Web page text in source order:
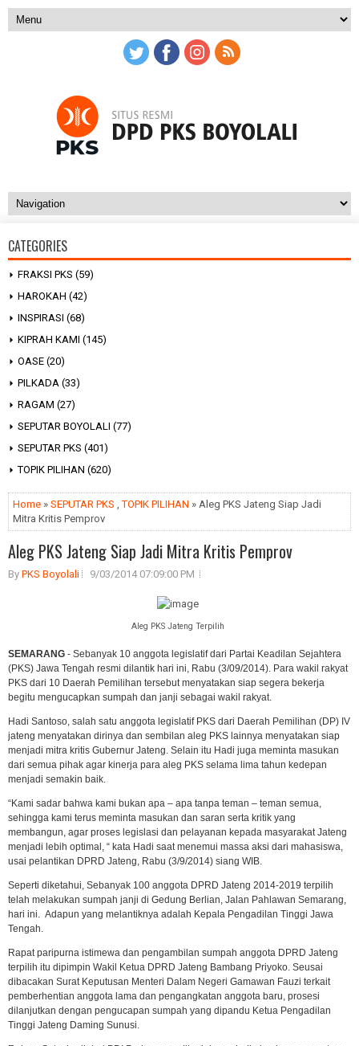
CATEGORIES
FRAKSI PKS (59)
HAROKAH (42)
INSPIRASI (68)
KIPRAH KAMI (145)
OASE (20)
PILKADA (33)
RAGAM (27)
SEPUTAR BOYOLALI (77)
SEPUTAR PKS (401)
TOPIK PILIHAN (620)
Home » SEPUTAR PKS ,TOPIK PILIHAN » Aleg PKS Jateng Siap Jadi
Mitra Kritis Pemprov
Aleg PKS Jateng Siap Jadi Mitra Kritis Pemprov
By PKS Boyolali 9/03/2014 07:09:00 PM
Aleg PKS Jateng Terpilih
SEMARANG - Sebanyak 10 anggota legislatif dari Partai Keadilan Sejahtera
(PKS) Jawa Tengah resmi dilantik hari ini, Rabu (3/09/2014). Para wakil rakyat
PKS dari 10 Daerah Pemilihan tersebut menyatakan siap segera bekerja
begitu mengucapkan sumpah dan janji sebagai wakil rakyat.
Hadi Santoso, salah satu anggota legislatif PKS dari Daerah Pemilihan (DP) IV
jateng menyatakan dirinya dan sembilan aleg PKS lainnya menyatakan siap
menjadi mitra kritis Gubernur Jateng. Selain itu Hadi juga meminta masukan
dari semua pihak agar kinerja para aleg PKS selama lima tahun kedepan
menjadi semakin baik.
“Kami sadar bahwa kami bukan apa – apa tanpa teman – teman semua,
sehingga kami terus meminta masukan dan saran serta kritik yang
membangun, agar proses legislasi dan pelayanan kepada masyarakat Jateng
menjadi lebih optimal, “ kata Hadi saat menemui massa aksi dari mahasiswa,
usai pelantikan DPRD Jateng, Rabu (3/9/2014) siang WIB.
Seperti diketahui, Sebanyak 100 anggota DPRD Jateng 2014-2019 terpilih
telah melakukan sumpah janji di Gedung Berlian, Jalan Pahlawan Semarang,
hari ini.
Adapun yang melantiknya adalah Kepala Pengadilan Tinggi Jawa
Tengah.
Rapat paripurna istimewa dan pengambilan sumpah anggota DPRD Jateng
terpilih itu dipimpin Wakil Ketua DPRD Jateng Bambang Priyoko. Seusai
dibacakan Surat Keputusan Menteri Dalam Negeri Gamawan Fauzi terkait
pemberhentian anggota lama dan pengangkatan anggota baru, prosesi
dilanjutkan dengan pengucapan sumpah yang dipandu Ketua Pengadilan
Tinggi Jateng Daming Sunusi.